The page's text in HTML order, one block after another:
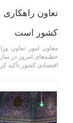
تعاون
کشور است
معاون امور تعاون
خطبه‌های امروز در
اقتصادی کشور تأکید